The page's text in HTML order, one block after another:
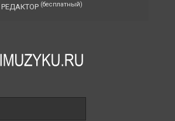
(бесплатный)